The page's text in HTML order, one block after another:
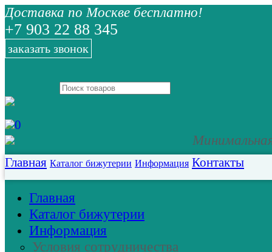
Доставка по Москве бесплатно!
+7 903 22 88 345
заказать звонок
0
Главная Каталог бижутерии Информация Контакты
Главная
Каталог бижутерии
Информация
Условия сотрудничества